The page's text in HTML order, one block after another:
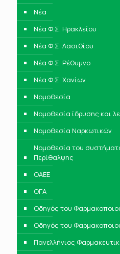
Νέα
Νέα Φ.Σ. Ηρακλείου
Νέα Φ.Σ. Λασιθίου
Νέα Φ.Σ. Ρέθυμνο
Νέα Φ.Σ. Χανίων
Νομοθεσία
Νομοθεσία ίδρυσης και
Νομοθεσία Ναρκωτικών
Νομοθεσία του
Περίθαλψης
ΟΑΕΕ
ΟΓΑ
Οδηγός του
Οδηγός του
Πανελλήνιος